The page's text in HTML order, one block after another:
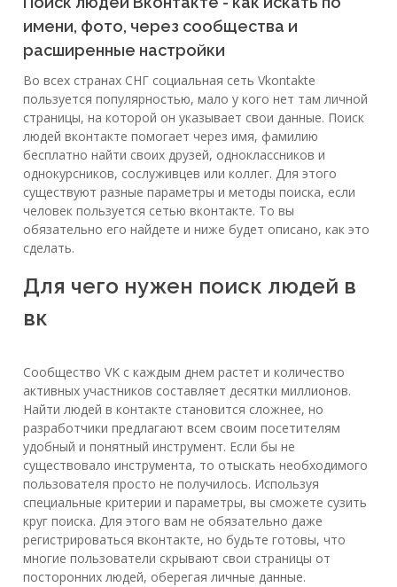
имени, фото, через сообщества и
расширенные настройки
Во всех странах СНГ социальная сеть Vkontakte
пользуется популярностью, мало у кого нет там личной
страницы, на которой он указывает свои данные. Поиск
людей вконтакте помогает через имя, фамилию
бесплатно найти своих друзей, одноклассников и
однокурсников, сослуживцев или коллег. Для этого
существуют разные параметры и методы поиска, если
человек пользуется сетью вконтакте. То вы
обязательно его найдете и ниже будет описано, как это
сделать.
Для чего нужен поиск людей в
вк
Сообщество VK с каждым днем растет и количество
активных участников составляет десятки миллионов.
Найти людей в контакте становится сложнее, но
разработчики предлагают всем своим посетителям
удобный и понятный инструмент. Если бы не
существовало инструмента, то отыскать необходимого
пользователя просто не получилось. Используя
специальные критерии и параметры, вы сможете сузить
круг поиска. Для этого вам не обязательно даже
регистрироваться вконтакте, но будьте готовы, что
многие пользователи скрывают свои страницы от
посторонних людей, оберегая личные данные.